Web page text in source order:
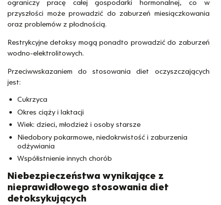
ograniczy pracę całej gospodarki hormonalnej, co w
przyszłości może prowadzić do zaburzeń miesiączkowania
oraz problemów z płodnością.
Restrykcyjne detoksy mogą ponadto prowadzić do zaburzeń
wodno-elektrolitowych.
Przeciwwskazaniem do stosowania diet oczyszczających
jest:
Cukrzyca
Okres ciąży i laktacji
Wiek: dzieci, młodzież i osoby starsze
Niedobory pokarmowe, niedokrwistość i zaburzenia
odżywiania
Współistnienie innych chorób
Niebezpieczeństwa wynikające z
nieprawidłowego stosowania diet
detoksykujących